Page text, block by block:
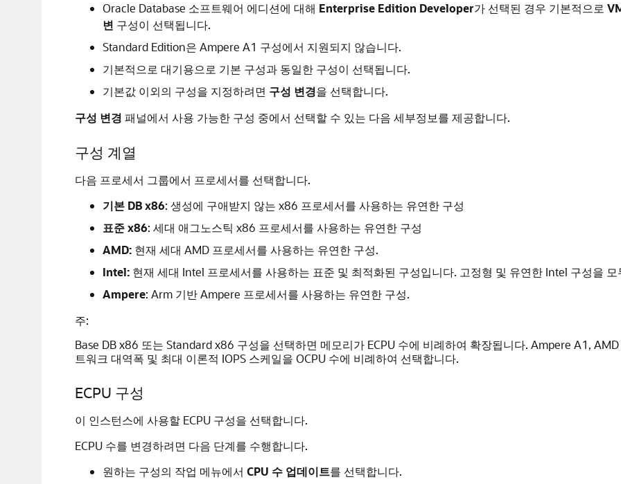
Oracle Database 소프트웨어 에디션에 대해 Enterprise Edition Developer가 선택된 경우 기본적으로
변 구성이 선택됩니다.
Standard Edition은 Ampere A1 구성에서 지원되지 않습니다.
기본적으로 대기용으로 기본 구성과 동일한 구성이 선택됩니다.
기본값 이외의 구성을 지정하려면 구성 변경을 선택합니다.
구성 변경 패널에서 사용 가능한 구성 중에서 선택할 수 있는 다음 세부정보를 제공합니다.
구성 계열
다음 프로세서 그룹에서 프로세서를 선택합니다.
기본 DB x86: 생성에 구애받지 않는 x86 프로세서를 사용하는 유연한 구성
표준 x86: 세대 애그노스틱 x86 프로세서를 사용하는 유연한 구성
AMD: 현재 세대 AMD 프로세서를 사용하는 유연한 구성.
Intel: 현재 세대 Intel 프로세서를 사용하는 표준 및 최적화된 구성입니다. 고정형 및 유연한 Intel 구성을
Ampere: Arm 기반 Ampere 프로세서를 사용하는 유연한 구성.
주:
Base DB x86 또는 Standard x86 구성을 선택하면 메모리가 ECPU 수에 비례하여 확장됩니다. Ampere A1,
트워크 대역폭 및 최대 이론적 IOPS 스케일을 OCPU 수에 비례하여 선택합니다.
ECPU 구성
이 인스턴스에 사용할 ECPU 구성을 선택합니다.
ECPU 수를 변경하려면 다음 단계를 수행합니다.
원하는 구성의 작업 메뉴에서 CPU 수 업데이트를 선택합니다.